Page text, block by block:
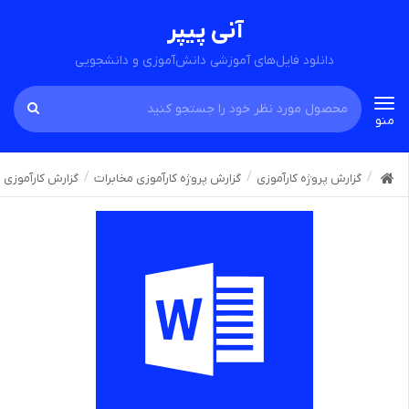
آنی پیپر
دانلود فایل‌های آموزشی دانش‌آموزی و دانشجویی
Toggle
navigation
منو
گزارش پروژه کارآموزی گزارش پروژه کارآموزی مخابرات گزارش کارآموزی